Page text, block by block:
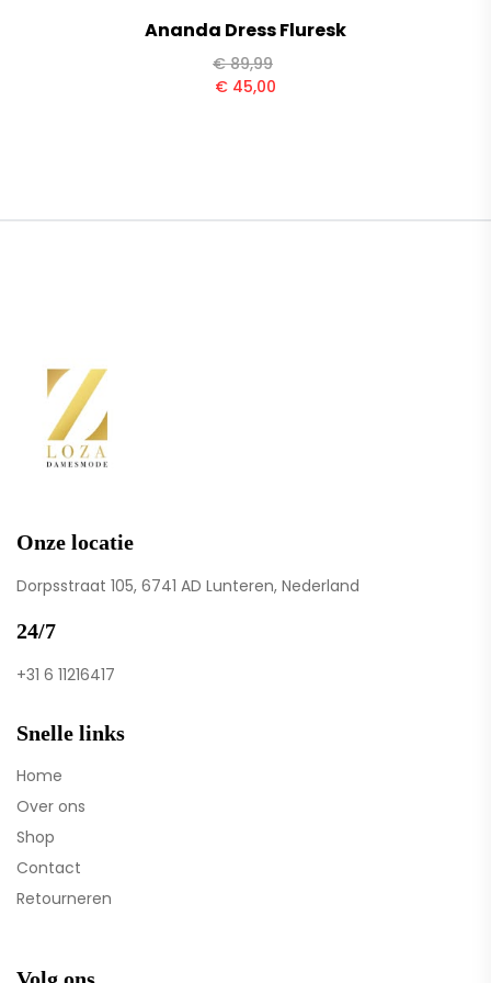
Ananda Dress Fluresk
€89,99
€ 45,00
Onze locatie
Dorpsstraat 105, 6741 AD Lunteren, Nederland
24/7
+31 6 11216417
Snelle links
Home
Over ons
Shop
Contact
Retourneren